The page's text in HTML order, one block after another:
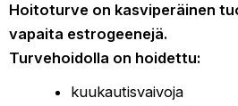
Hoitoturve on kasviperäinen
vapaita estrogeenejä.
Turvehoidolla on hoidettu:
kuukautisvaivoja